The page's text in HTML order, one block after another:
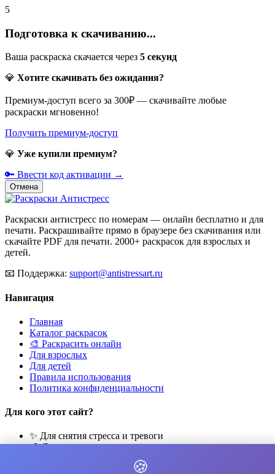
5
Подготовка к скачиванию...
Ваша раскраска скачается через 5 секунд
💎 Хотите скачивать без ожидания?
Премиум-доступ всего за 300₽ — скачивайте любые
раскраски мгновенно!
Получить премиум-доступ
💎 Уже купили премиум?
🔑 Ввести код активации →
Отмена
Раскраски антистресс по номерам — онлайн бесплатно и для
печати. Раскрашивайте прямо в браузере без скачивания или
скачайте PDF для печати. 2000+ раскрасок для взрослых и
детей.
📧 Поддержка: support@antistressart.ru
Навигация
Главная
Каталог раскрасок
🎨 Раскрасить онлайн
Для взрослых
Для детей
Правила использования
Политика конфиденциальности
Для кого этот сайт?
✨ Для снятия стресса и тревоги
🎨 Для развития креативности
🧘 Для медитации и расслабления
👨‍👩‍👧‍👦 Для семейного досуга
🍪